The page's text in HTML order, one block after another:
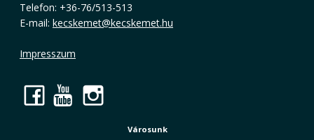
Telefon: +36-76/513-513
E-mail: kecskemet@kecskemet.hu
Impresszum
Facebook
YouTube
Városunk